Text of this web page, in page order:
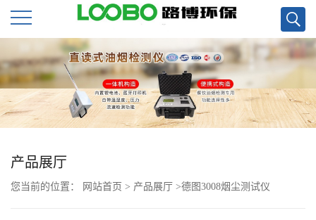
公
司
首
页
公
产品展厅
您当前的位置： 网站首页 > 产品展厅 >德图3008烟尘测试仪